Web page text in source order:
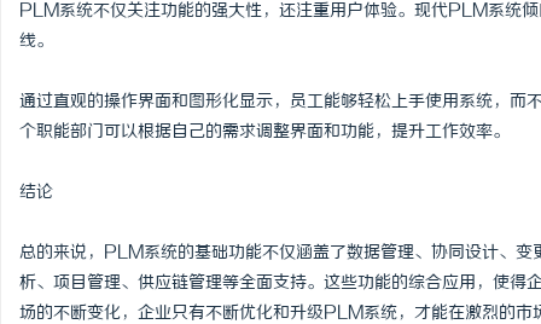
PLM系统不仅关注功能的强大性，还注重用户体验。现代PLM系统
线。
通过直观的操作界面和图形化显示，员工能够轻松上手使用系统，
个职能部门可以根据自己的需求调整界面和功能，提升工作效率。
结论
总的来说，PLM系统的基础功能不仅涵盖了数据管理、协同设计、
析、项目管理、供应链管理等全面支持。这些功能的综合应用，使
场的不断变化，企业只有不断优化和升级PLM系统，才能在激烈的市